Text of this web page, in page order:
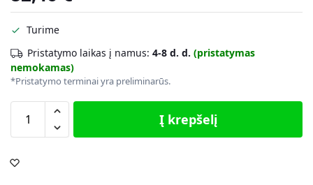
Turime
Pristatymo laikas į namus: 4-8 d. d. (pristatymas
nemokamas)
*Pristatymo terminai yra preliminarūs.
Į krepšelį